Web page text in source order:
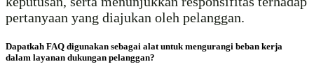
pertanyaan yang diajukan oleh pelanggan.
Dapatkah FAQ digunakan sebagai alat untuk mengurangi beban kerja
dalam layanan dukungan pelanggan?